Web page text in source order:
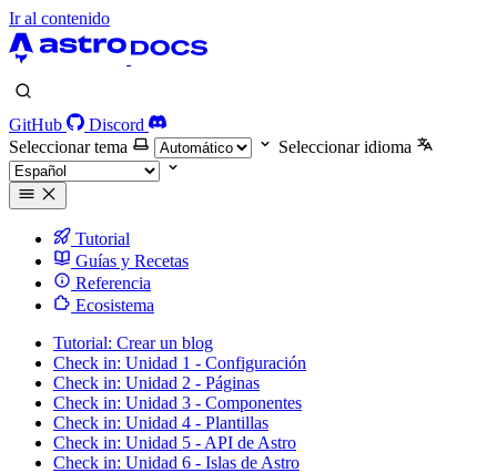
Ir al contenido
GitHub
Discord
Seleccionar tema
Seleccionar idioma
Tutorial
Guías y Recetas
Referencia
Ecosistema
Tutorial: Crear un blog
Check in: Unidad 1 - Configuración
Check in: Unidad 2 - Páginas
Check in: Unidad 3 - Componentes
Check in: Unidad 4 - Plantillas
Check in: Unidad 5 - API de Astro
Check in: Unidad 6 - Islas de Astro